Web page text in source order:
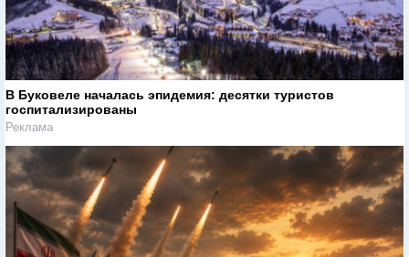
В Буковеле началась эпидемия: десятки туристов
госпитализированы
Реклама